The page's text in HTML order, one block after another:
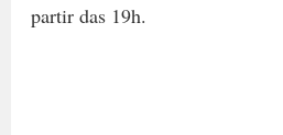
partir das 19h.